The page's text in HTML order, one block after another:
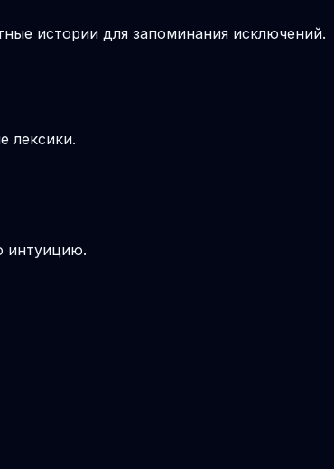
истории для запоминания исключений.
лексики.
интуицию.